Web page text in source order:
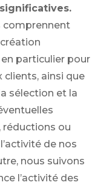
comprennent
en particulier pour
clients, ainsi que
sélection et la
réductions ou
de nos
nous suivons
l’activité des